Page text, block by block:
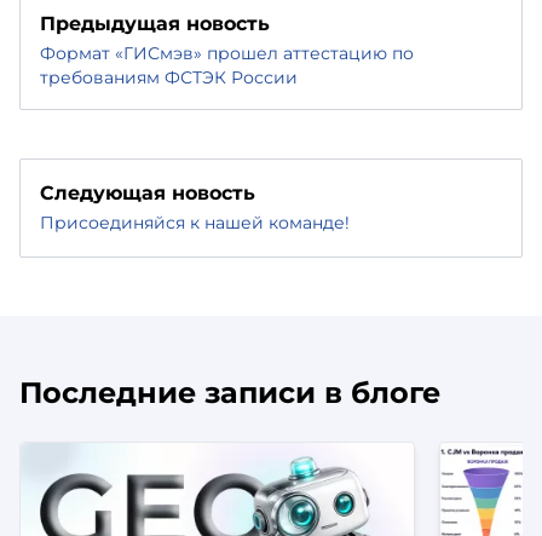
Предыдущая новость
Формат «ГИСмэв» прошел аттестацию по
требованиям ФСТЭК России
Следующая новость
Присоединяйся к нашей команде!
Последние записи в блоге